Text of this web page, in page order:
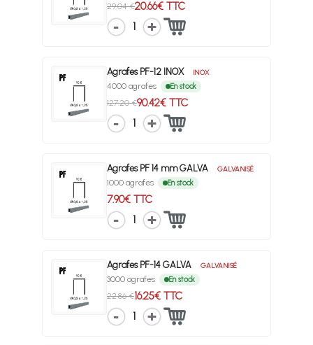
29.04 €20.66€ TTC
1
Agrafes PF-12 INOX INOX
4000 agrafes En stock
127.20 €90.42€ TTC
1
Agrafes PF 14 mm GALVA GALVANISÉ
1000 agrafes En stock
7.90€ TTC
1
Agrafes PF-14 GALVA GALVANISÉ
3000 agrafes En stock
22.86 €16.25€ TTC
1